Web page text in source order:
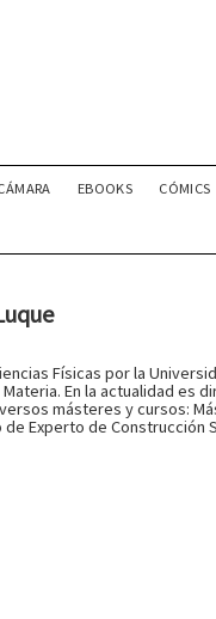
EBOOKS CÓMICS
Físicas por la
En la actualidad es
másteres y cursos:
de Experto de